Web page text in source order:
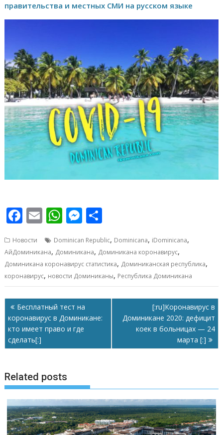
правительства и местных СМИ на русском языке
F
e
b
o
o
k
E
ai
l
W
at
s
A
p
p
M
ss
e
n
g
er
п
р
а
в
ь
Новости Dominican Republic, Dominicana, iDominicana,
АйДоминикана, Доминикана, Доминикана коронавирус,
Доминикана коронавирус статистика, Доминиканская республика,
коронавирус, новости Доминиканы, Республика Доминикана
Навигация
по
записям
Бесплатный тест на
коронавирус в Доминикане:
кто имеет право и где
сделать[:]
[:ru]Коронавирус в
Доминикане 2020: дефицит
коек в больницах — 24
марта [:]
Related posts